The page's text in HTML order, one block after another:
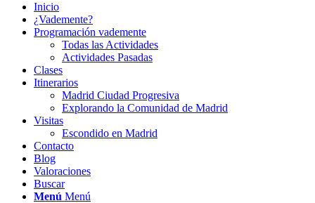
Inicio
¿Vademente?
Programación vademente
Todas las Actividades
Actividades Pasadas
Clases
Itinerarios
Madrid Ciudad Progresiva
Explorando la Comunidad de Madrid
Visitas
Escondido en Madrid
Contacto
Blog
Valoraciones
Buscar
Menú Menú